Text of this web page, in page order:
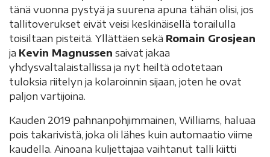
tänä vuonna pystyä ja suurena apuna tähän olisi, jos
tallitoverukset eivät veisi keskinäisellä torailulla
toisiltaan pisteitä. Yllättäen sekä Romain Grosjean
ja Kevin Magnussen saivat jakaa
yhdysvaltalaistallissa ja nyt heiltä odotetaan
tuloksia riitelyn ja kolaroinnin sijaan, joten he ovat
paljon vartijoina.
Kauden 2019 pahnanpohjimmainen, Williams, haluaa
pois takarivistä, joka oli lähes kuin automaatio viime
kaudella. Ainoana kuljettajaa vaihtanut talli kiitti